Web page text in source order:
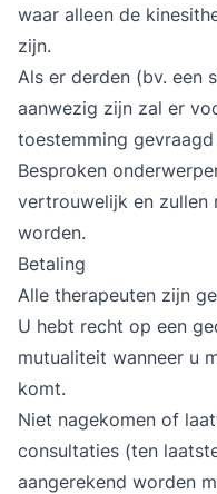
waar alleen de
zijn.
Als er derden (bv. een
aanwezig zijn zal er
toestemming
Besproken
vertrouwelijk en zullen
worden.
Betaling
Alle therapeuten zijn
U hebt recht op een
mutualiteit wanneer u
komt.
Niet nagekomen of
consultaties (ten
aangerekend worden